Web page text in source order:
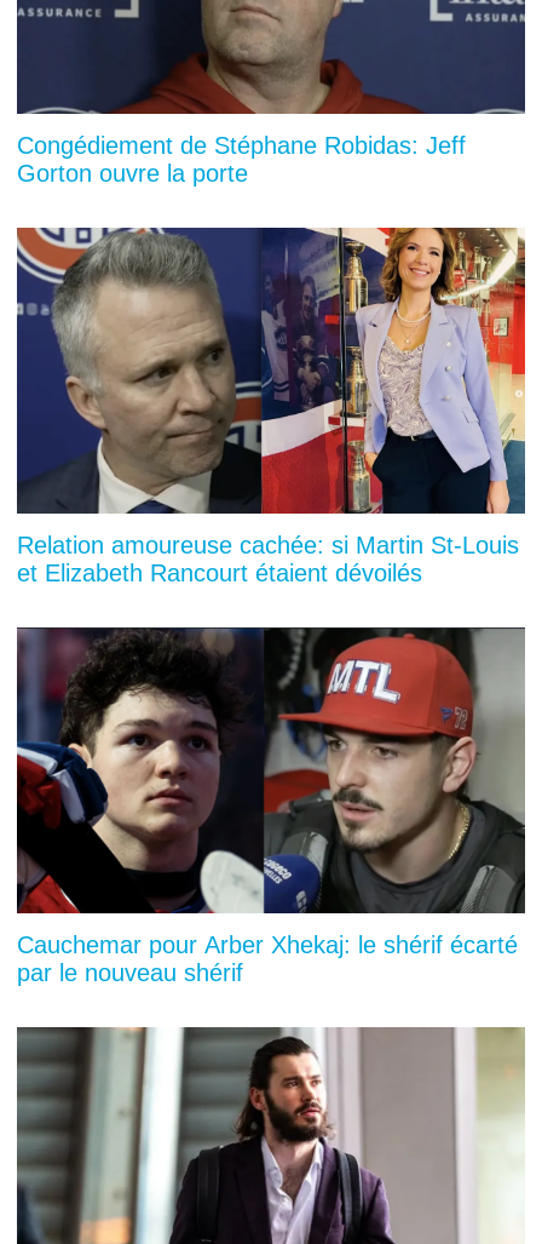
Congédiement de Stéphane Robidas: Jeff
Gorton ouvre la porte
Relation amoureuse cachée: si Martin St-Louis
et Elizabeth Rancourt étaient dévoilés
Cauchemar pour Arber Xhekaj: le shérif écarté
par le nouveau shérif